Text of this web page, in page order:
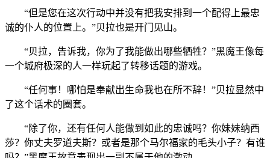
“但是您在这次行动中并没有把我安排到一个配得上最忠
诚的仆人的位置上。”贝拉也是开门见山。
“贝拉，告诉我，你为了我能做出哪些牺牲？”黑魔王像每
一个城府极深的人一样玩起了转移话题的游戏。
“任何事！哪怕是奉献出生命我也在所不辞！”贝拉显然中
了这个话术的圈套。
“除了你，还有任何人能做到如此的忠诚吗？你妹妹纳西
莎？你丈夫罗道夫斯？或者是那个马尔福家的毛头小子？有谁